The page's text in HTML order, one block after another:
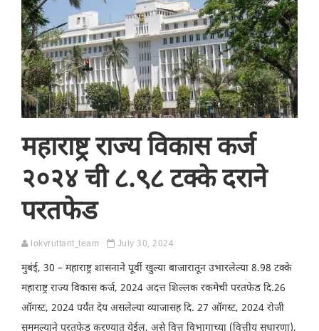
महाराष्ट्र राज्य विकास कर्ज
२०२४ ची ८.९८ टक्के दराने
परतफेड
lokvruttant_team July 30, 2024
मुबंई, 30 – महाराष्ट्र शासनाने पूर्वी खुल्या बाजारातून उभारलेल्या 8.98 टक्के
महाराष्ट्र राज्य विकास कर्ज, 2024 अदत्त शिल्लक रकमेची परतफेड दि.26
ऑगस्ट, 2024 पर्यंत देय असलेल्या व्याजासह दि. 27 ऑगस्ट, 2024 रोजी